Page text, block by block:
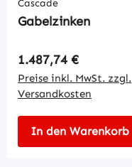
Cascade
Gabelzinken
Regulärer Preis:
1.487,74 €
Preise inkl. MwSt. zzgl.
Versandkosten
In den Warenkorb